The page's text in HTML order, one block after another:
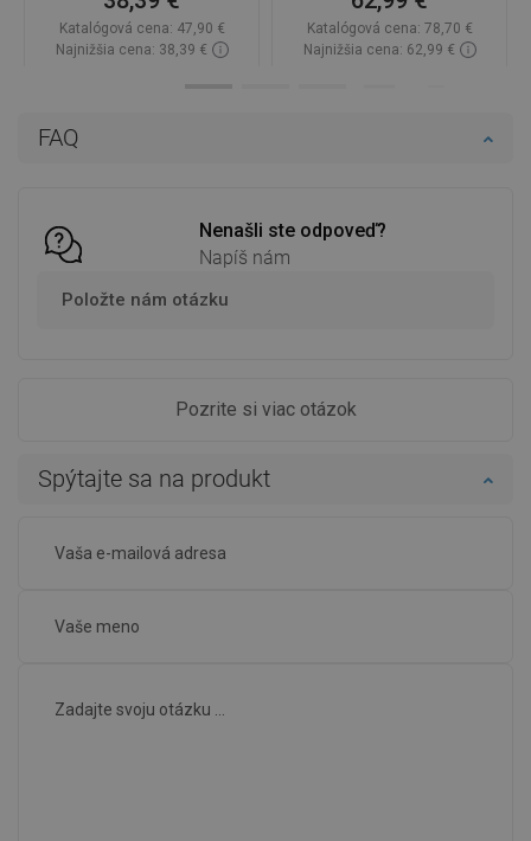
FAQ
Nenašli ste odpoveď?
Napíš nám
Položte nám otázku
Pozrite si viac otázok
Spýtajte sa na produkt
Katalógová cena: 47,90 €
Najnižšia cena: 38,39 €
Katalógová cena: 78,70 €
Najnižšia cena: 62,99 €